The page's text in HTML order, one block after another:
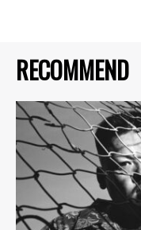
RECOMMEND